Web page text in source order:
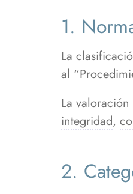
1.
La
al
La
integridad,
2.